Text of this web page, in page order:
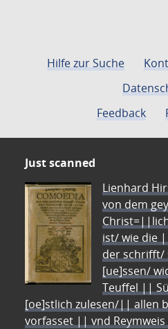
Hilfe zur Suche
Feedback
Just scanned
Lienhard
von dem
ist/ wie die
der
[ue]ssen/
Teuffel ||
[oe]stlich zulesen/|| allen
vorfasset || vnd